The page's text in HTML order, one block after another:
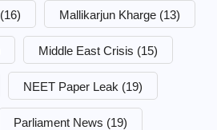
(16) Mallikarjun Kharge (13)
Middle East Crisis (15)
NEET Paper Leak (19)
Parliament News (19)